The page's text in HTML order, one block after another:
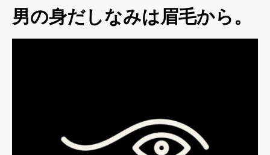
男の身だしなみは眉毛から。